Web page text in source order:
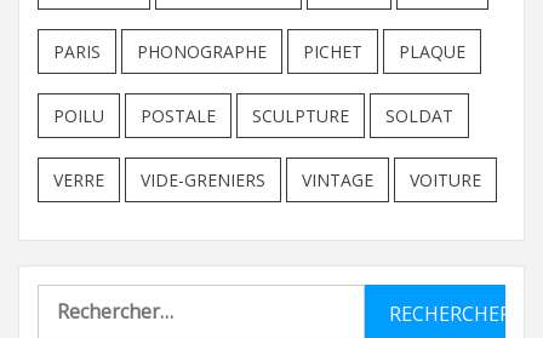
PARIS PHONOGRAPHE PICHET PLAQUE
POILU POSTALE SCULPTURE SOLDAT
VERRE VIDE-GRENIERS VINTAGE VOITURE
Rechercher :